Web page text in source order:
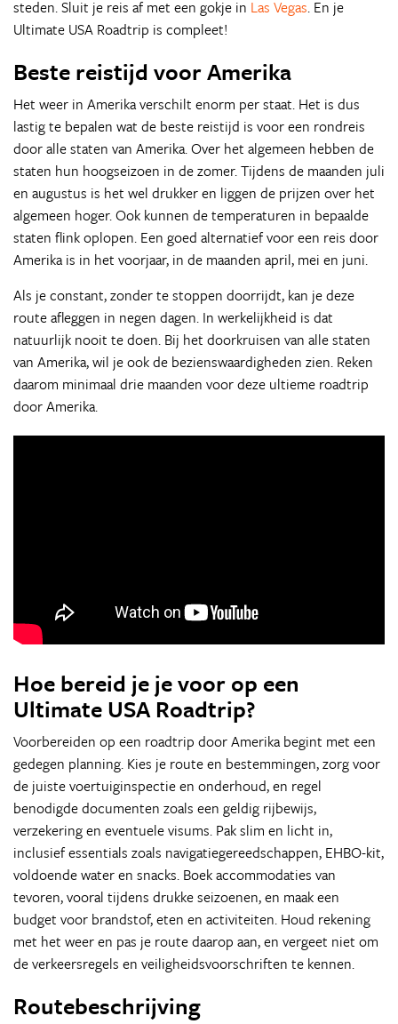
steden. Sluit je reis af met een gokje in Las Vegas. En je
Ultimate USA Roadtrip is compleet!
Beste reistijd voor Amerika
Het weer in Amerika verschilt enorm per staat. Het is dus
lastig te bepalen wat de beste reistijd is voor een rondreis
door alle staten van Amerika. Over het algemeen hebben de
staten hun hoogseizoen in de zomer. Tijdens de maanden juli
en augustus is het wel drukker en liggen de prijzen over het
algemeen hoger. Ook kunnen de temperaturen in bepaalde
staten flink oplopen. Een goed alternatief voor een reis door
Amerika is in het voorjaar, in de maanden april, mei en juni.
Als je constant, zonder te stoppen doorrijdt, kan je deze
route afleggen in negen dagen. In werkelijkheid is dat
natuurlijk nooit te doen. Bij het doorkruisen van alle staten
van Amerika, wil je ook de bezienswaardigheden zien. Reken
daarom minimaal drie maanden voor deze ultieme roadtrip
door Amerika.
Hoe bereid je je voor op een
Ultimate USA Roadtrip?
Voorbereiden op een roadtrip door Amerika begint met een
gedegen planning. Kies je route en bestemmingen, zorg voor
de juiste voertuiginspectie en onderhoud, en regel
benodigde documenten zoals een geldig rijbewijs,
verzekering en eventuele visums. Pak slim en licht in,
inclusief essentials zoals navigatiegereedschappen, EHBO-kit,
voldoende water en snacks. Boek accommodaties van
tevoren, vooral tijdens drukke seizoenen, en maak een
budget voor brandstof, eten en activiteiten. Houd rekening
met het weer en pas je route daarop aan, en vergeet niet om
de verkeersregels en veiligheidsvoorschriften te kennen.
Routebeschrijving